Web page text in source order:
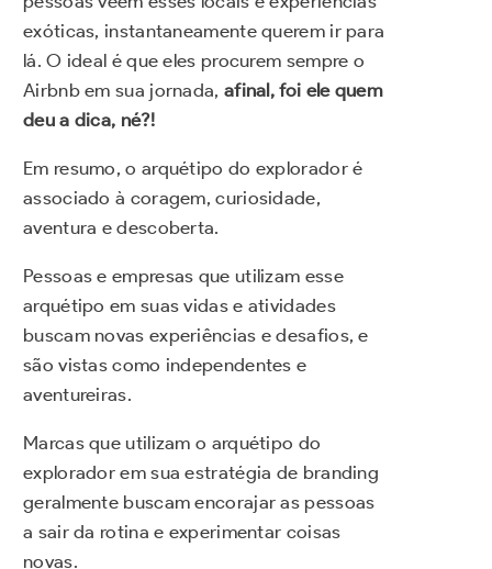
exóticas, instantaneamente querem ir para
lá. O ideal é que eles procurem sempre o
Airbnb em sua jornada, afinal, foi ele quem
deu a dica, né?!
Em resumo, o arquétipo do explorador é
associado à coragem, curiosidade,
aventura e descoberta.
Pessoas e empresas que utilizam esse
arquétipo em suas vidas e atividades
buscam novas experiências e desafios, e
são vistas como independentes e
aventureiras.
Marcas que utilizam o arquétipo do
explorador em sua estratégia de branding
geralmente buscam encorajar as pessoas
a sair da rotina e experimentar coisas
novas.